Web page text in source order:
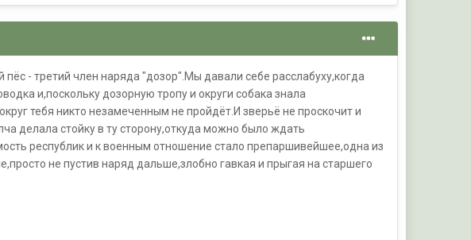
- третий член наряда "дозор".Мы давали себе расслабуху,когда
и,поскольку дозорную тропу и округи собака знала
тебя никто незамеченным не пройдёт.И зверьё не проскочит и
делала стойку в ту сторону,откуда можно было ждать
республик и к военным отношение стало препаршивейшее,одна из
не пустив наряд дальше,злобно гавкая и прыгая на старшего